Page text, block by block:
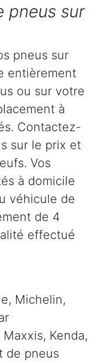
pneus sur
pneus sur
entièrement
ou sur votre
à
Contactez-
sur le prix et
Vos
à domicile
véhicule de
de 4
effectué
Michelin,
Kenda,
de pneus